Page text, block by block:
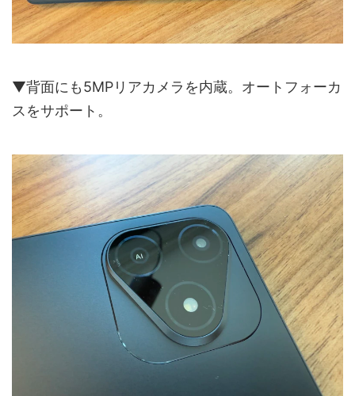
▼背面にも5MPリアカメラを内蔵。オートフォーカ
スをサポート。